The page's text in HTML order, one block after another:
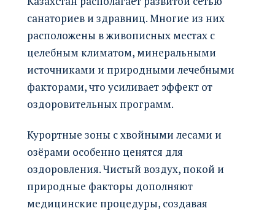
санаториев и здравниц. Многие из них
расположены в живописных местах с
целебным климатом, минеральными
источниками и природными лечебными
факторами, что усиливает эффект от
оздоровительных программ.
Курортные зоны с хвойными лесами и
озёрами особенно ценятся для
оздоровления. Чистый воздух, покой и
природные факторы дополняют
медицинские процедуры, создавая